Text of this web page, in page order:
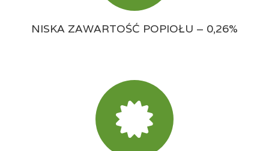
NISKA ZAWARTOŚĆ POPIOŁU – 0,26%